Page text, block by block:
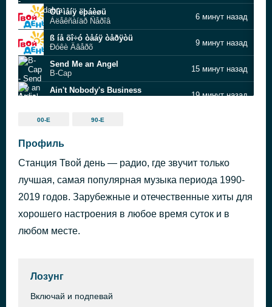
Òû ìåíÿ ëþáèøü
Àëåêñàíäð Ñåðîâ
6 минут назад
ß íå õî÷ó òåáÿ òåðÿòü
Ðóêè Ââåðõ
9 минут назад
Send Me an Angel
B-Cap
15 минут назад
Ain't Nobody's Business
19 минут назад
Operator Party Remix 2017Duply
Ti Amo (album version)
Holiday
Captain Jack
I Turn to You
Melanie C
41 минуту назад
00-Е 90-Е
Профиль
Станция Твой день — радио, где звучит только
лучшая, самая популярная музыка периода 1990-
2019 годов. Зарубежные и отечественные хиты для
хорошего настроения в любое время суток и в
любом месте.
Лозунг
Включай и подпевай